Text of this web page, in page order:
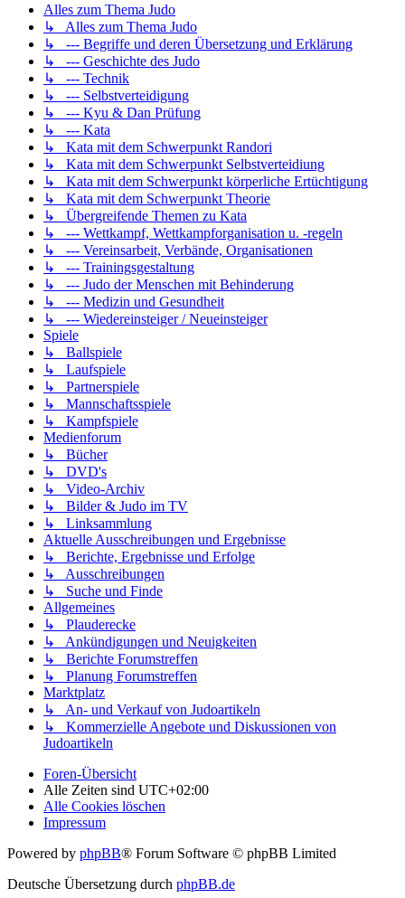
Alles zum Thema Judo
↳ Alles zum Thema Judo
↳ --- Begriffe und deren Übersetzung und Erklärung
↳ --- Geschichte des Judo
↳ --- Technik
↳ --- Selbstverteidigung
↳ --- Kyu & Dan Prüfung
↳ --- Kata
↳ Kata mit dem Schwerpunkt Randori
↳ Kata mit dem Schwerpunkt Selbstverteidiung
↳ Kata mit dem Schwerpunkt körperliche Ertüchtigung
↳ Kata mit dem Schwerpunkt Theorie
↳ Übergreifende Themen zu Kata
↳ --- Wettkampf, Wettkampforganisation u. -regeln
↳ --- Vereinsarbeit, Verbände, Organisationen
↳ --- Trainingsgestaltung
↳ --- Judo der Menschen mit Behinderung
↳ --- Medizin und Gesundheit
↳ --- Wiedereinsteiger / Neueinsteiger
Spiele
↳ Ballspiele
↳ Laufspiele
↳ Partnerspiele
↳ Mannschaftsspiele
↳ Kampfspiele
Medienforum
↳ Bücher
↳ DVD's
↳ Video-Archiv
↳ Bilder & Judo im TV
↳ Linksammlung
Aktuelle Ausschreibungen und Ergebnisse
↳ Berichte, Ergebnisse und Erfolge
↳ Ausschreibungen
↳ Suche und Finde
Allgemeines
↳ Plauderecke
↳ Ankündigungen und Neuigkeiten
↳ Berichte Forumstreffen
↳ Planung Forumstreffen
Marktplatz
↳ An- und Verkauf von Judoartikeln
↳ Kommerzielle Angebote und Diskussionen von
Judoartikeln
Foren-Übersicht
Alle Zeiten sind UTC+02:00
Alle Cookies löschen
Impressum
Powered by phpBB® Forum Software © phpBB Limited
Deutsche Übersetzung durch phpBB.de